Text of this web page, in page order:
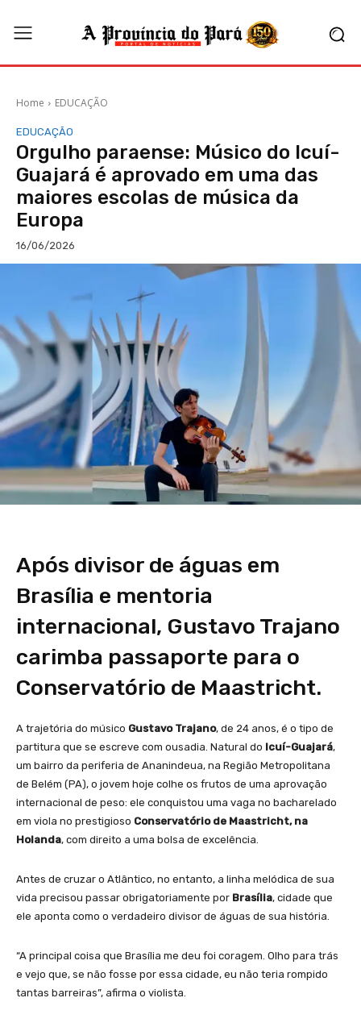
Home EDUCAÇÃO
EDUCAÇÃO
Orgulho paraense: Músico do Icuí-
Guajará é aprovado em uma das
maiores escolas de música da
Europa
16/06/2026
Após divisor de águas em
Brasília e mentoria
internacional, Gustavo Trajano
carimba passaporte para o
Conservatório de Maastricht.
A trajetória do músico Gustavo Trajano, de 24 anos, é o tipo de
partitura que se escreve com ousadia. Natural do Icuí-Guajará,
um bairro da periferia de Ananindeua, na Região Metropolitana
de Belém (PA), o jovem hoje colhe os frutos de uma aprovação
internacional de peso: ele conquistou uma vaga no bacharelado
em viola no prestigioso Conservatório de Maastricht, na
Holanda, com direito a uma bolsa de excelência.
Antes de cruzar o Atlântico, no entanto, a linha melódica de sua
vida precisou passar obrigatoriamente por Brasília, cidade que
ele aponta como o verdadeiro divisor de águas de sua história.
“A principal coisa que Brasília me deu foi coragem. Olho para trás
e vejo que, se não fosse por essa cidade, eu não teria rompido
tantas barreiras”, afirma o violista.